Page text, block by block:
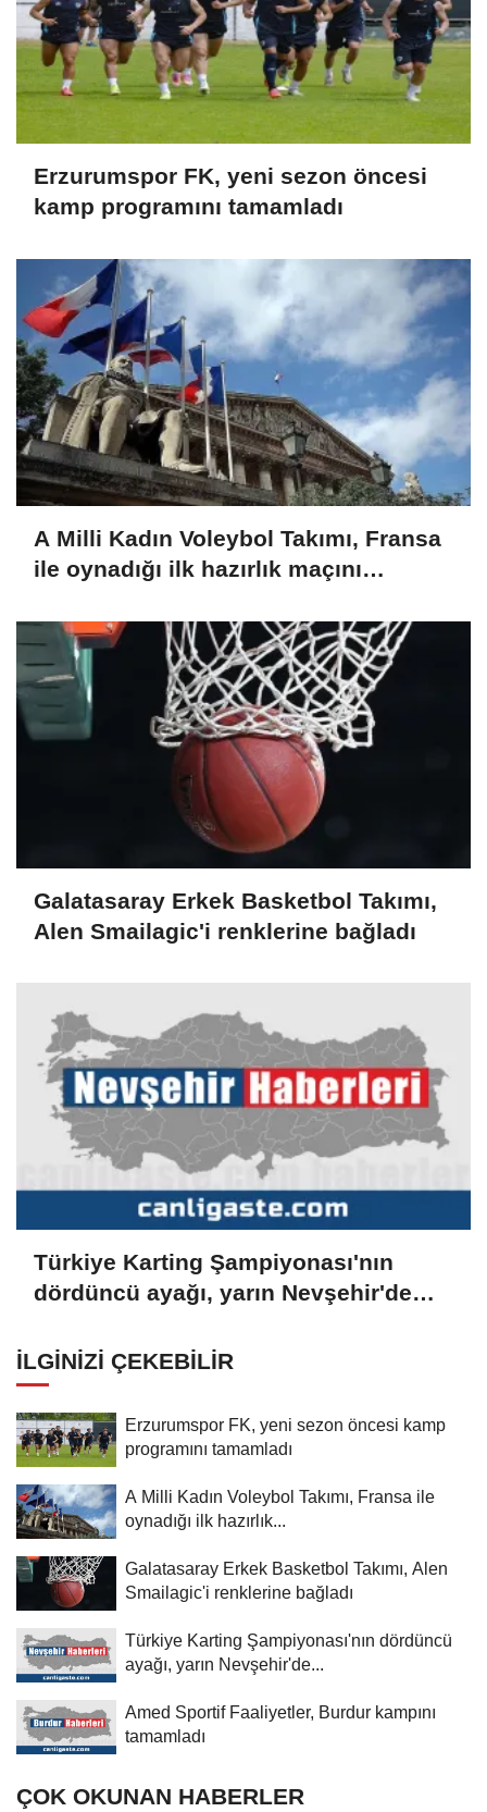
Erzurumspor FK, yeni sezon öncesi
kamp programını tamamladı
A Milli Kadın Voleybol Takımı, Fransa
ile oynadığı ilk hazırlık maçını
Galatasaray Erkek Basketbol Takımı,
Alen Smailagic'i renklerine bağladı
Türkiye Karting Şampiyonası'nın
dördüncü ayağı, yarın Nevşehir'de
İLGINIZI ÇEKEBILIR
Erzurumspor FK, yeni sezon öncesi kamp
programını tamamladı
A Milli Kadın Voleybol Takımı, Fransa ile
oynadığı ilk hazırlık...
Galatasaray Erkek Basketbol Takımı, Alen
Smailagic'i renklerine bağladı
Türkiye Karting Şampiyonası'nın dördüncü
ayağı, yarın Nevşehir'de...
Amed Sportif Faaliyetler, Burdur kampını
tamamladı
ÇOK OKUNAN HABERLER